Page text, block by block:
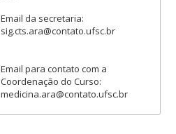
Email da secretaria:
sig.cts.ara@contato.ufsc.br
Email para contato com a
Coordenação do Curso:
medicina.ara@contato.ufsc.br